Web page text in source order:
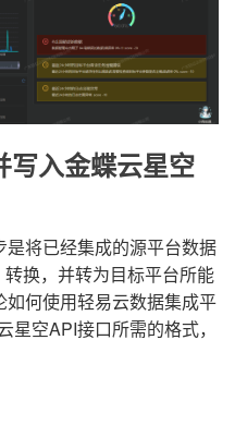
写入金蝶云星空
将已经集成的源平台数据
换，并转为目标平台所能
何使用轻易云数据集成平
星空API接口所需的格式，